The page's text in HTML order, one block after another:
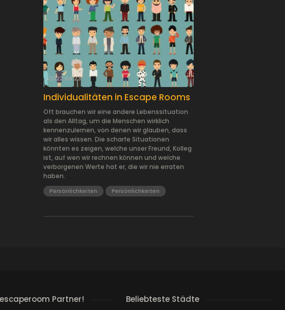
2022.04.23.
Individualitäten in Escape Rooms
Oft brauchen wir eine andere Lebenssituation
als den Alltag, um die Menschen wirklich
kennenzulernen, von denen wir glauben, dass
wir alles wissen. Die scharfe Situationen
könnten es zeigen, welche unser Freund, Kolleg
ist, auf wen wir rechnen können und welche
verborgenen Werte hat er, die wir nie erraten
haben.
Persönlichkeiten Persönlichkeiten
Partner! Beliebteste Städte